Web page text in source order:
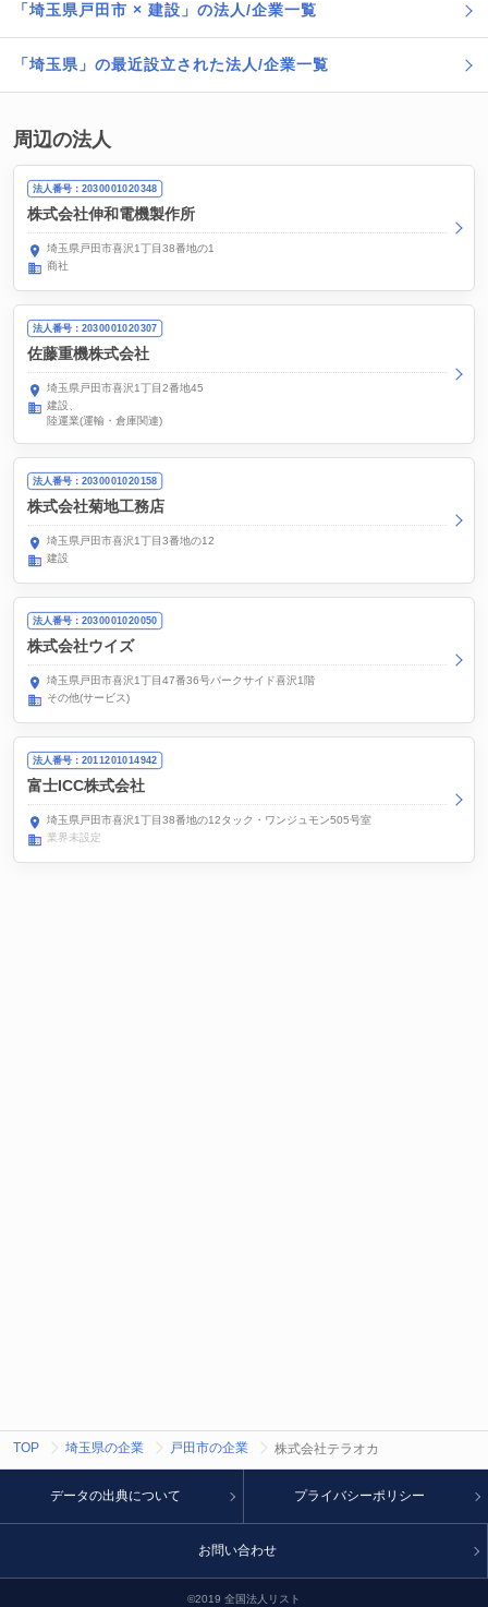
「埼玉県戸田市 × 建設」の法人/企業一覧
「埼玉県」の最近設立された法人/企業一覧
周辺の法人
法人番号：2030001020348
株式会社伸和電機製作所
埼玉県戸田市喜沢1丁目38番地の1
商社
法人番号：2030001020307
佐藤重機株式会社
埼玉県戸田市喜沢1丁目2番地45
建設
陸運業(運輸・倉庫関連)
法人番号：2030001020158
株式会社菊地工務店
埼玉県戸田市喜沢1丁目3番地の12
建設
法人番号：2030001020050
株式会社ウイズ
埼玉県戸田市喜沢1丁目47番36号パークサイド喜沢1階
その他(サービス)
法人番号：2011201014942
富士ICC株式会社
埼玉県戸田市喜沢1丁目38番地の12タック・ワンジュモン505号室
業界未設定
TOP 埼玉県の企業 戸田市の企業 株式会社テラオカ
©2019 全国法人リスト
データの出典について プライバシーポリシー
お問い合わせ